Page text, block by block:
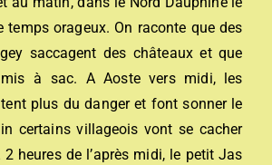
temps orageux. On raconte que des
saccagent des châteaux et que
à sac. A Aoste vers midi, les
plus du danger et font sonner le
certains villageois vont se cacher
heures de l’après midi, le petit Jas